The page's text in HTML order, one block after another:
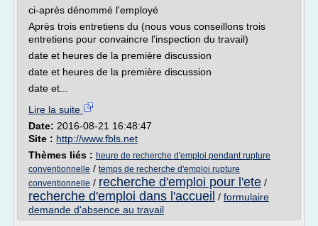
ci-après dénommé l'employé
Après trois entretiens du (nous vous conseillons trois
entretiens pour convaincre l'inspection du travail)
date et heures de la première discussion
date et heures de la première discussion
date et...
Lire la suite
Date: 2016-08-21 16:48:47
Site : http://www.fbls.net
Thèmes liés : heure de recherche d'emploi pendant rupture
conventionnelle / temps de recherche d'emploi rupture
conventionnelle / recherche d'emploi pour l'ete /
recherche d'emploi dans l'accueil / formulaire
demande d'absence au travail